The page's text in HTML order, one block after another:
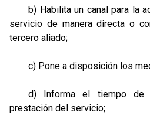
b) Habilita un canal para la
servicio de manera directa o
tercero aliado;
c) Pone a disposición los
d) Informa el tiempo de
prestación del servicio;